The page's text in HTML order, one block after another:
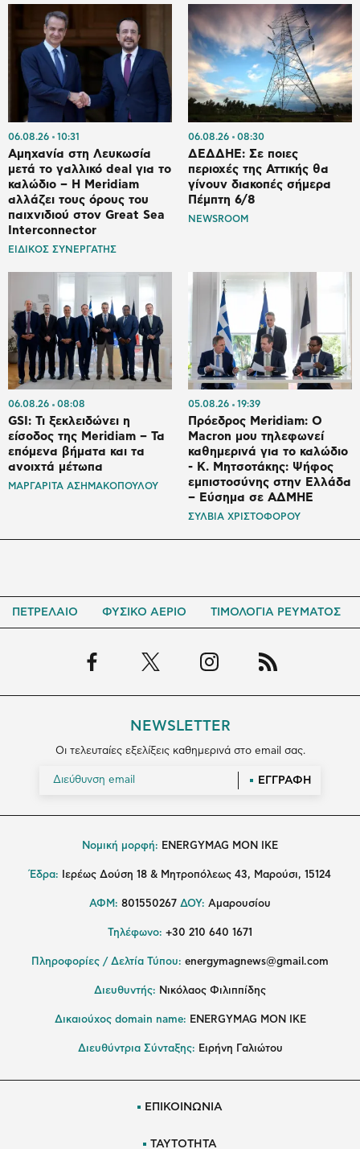
06.08.26 10:31
Αμηχανία στη Λευκωσία
μετά το γαλλικό deal για το
καλώδιο – Η Meridiam
αλλάζει τους όρους του
παιχνιδιού στον Great Sea
Interconnector
ΕΙΔΙΚΟΣ ΣΥΝΕΡΓΑΤΗΣ
06.08.26 08:30
ΔΕΔΔΗΕ: Σε ποιες
περιοχές της Αττικής θα
γίνουν διακοπές σήμερα
Πέμπτη 6/8
NEWSROOM
06.08.26 08:08
GSI: Τι ξεκλειδώνει η
είσοδος της Meridiam – Τα
επόμενα βήματα και τα
ανοιχτά μέτωπα
ΜΑΡΓΑΡΙΤΑ ΑΣΗΜΑΚΟΠΟΥΛΟΥ
05.08.26 19:39
Πρόεδρος Meridiam: Ο
Macron μου τηλεφωνεί
καθημερινά για το καλώδιο
- K. Μητσοτάκης: Ψήφος
εμπιστοσύνης στην Ελλάδα
– Εύσημα σε ΑΔΜΗΕ
ΣΥΛΒΙΑ ΧΡΙΣΤΟΦΟΡΟΥ
ΠΕΤΡΕΛΑΙΟ ΦΥΣΙΚΟ ΑΕΡΙΟ ΤΙΜΟΛΟΓΙΑ ΡΕΥΜΑΤΟΣ
NEWSLETTER
Οι τελευταίες εξελίξεις καθημερινά στο email σας.
ΕΓΓΡΑΦΗ
Νομική μορφή: ENERGYMAG MON IKE
Έδρα: Ιερέως Δούση 18 & Μητροπόλεως 43, Μαρούσι, 15124
ΑΦΜ: 801550267 ΔΟΥ: Αμαρουσίου
Τηλέφωνο: +30 210 640 1671
Πληροφορίες / Δελτία Τύπου: energymagnews@gmail.com
Διευθυντής: Νικόλαος Φιλιππίδης
Δικαιούχος domain name: ENERGYMAG ΜΟΝ ΙΚΕ
Διευθύντρια Σύνταξης: Ειρήνη Γαλιώτου
ΕΠΙΚΟΙΝΩΝΙΑ
ΤΑΥΤΟΤΗΤΑ